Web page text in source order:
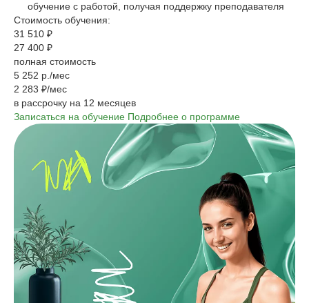
обучение с работой, получая поддержку преподавателя
Стоимость обучения:
31 510 ₽
27 400 ₽
полная стоимость
5 252 р./мес
2 283 ₽/мес
в рассрочку на 12 месяцев
Записаться на обучение Подробнее о программе